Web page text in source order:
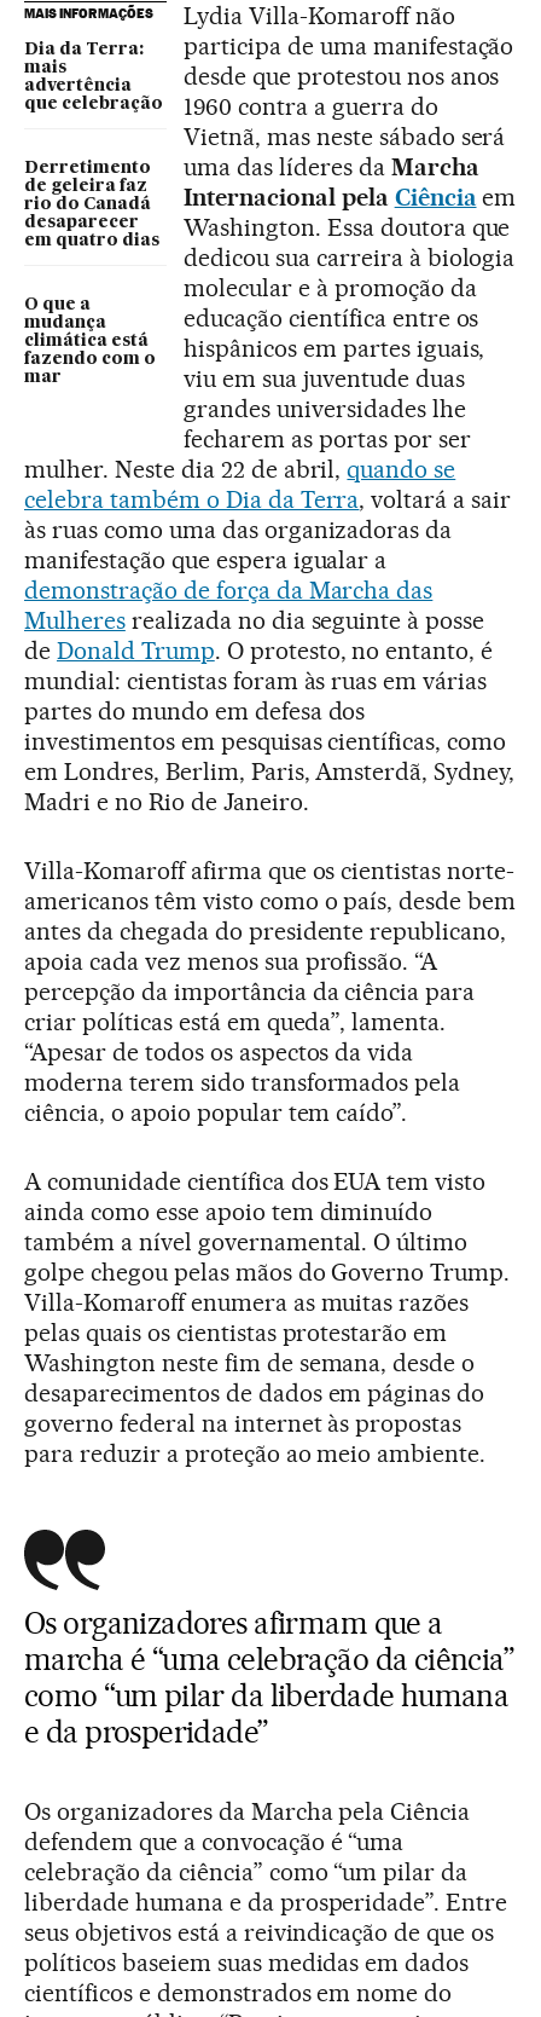
MAIS INFORMAÇÕES
Dia da Terra:
mais
advertência
que celebração
Derretimento
de geleira faz
rio do Canadá
desaparecer
em quatro dias
O que a
mudança
climática está
fazendo com o
mar
Lydia Villa-Komaroff não
participa de uma manifestação
desde que protestou nos anos
1960 contra a guerra do
Vietnã, mas neste sábado será
uma das líderes da Marcha
Internacional pela Ciência em
Washington. Essa doutora que
dedicou sua carreira à biologia
molecular e à promoção da
educação científica entre os
hispânicos em partes iguais,
viu em sua juventude duas
grandes universidades lhe
fecharem as portas por ser
mulher. Neste dia 22 de abril,quando se
celebra também o Dia da Terra, voltará a sair
às ruas como uma das organizadoras da
manifestação que espera igualar a
demonstração de força da Marcha das
Mulheresrealizada no dia seguinte à posse
de Donald Trump. O protesto, no entanto, é
mundial: cientistas foram às ruas em várias
partes do mundo em defesa dos
investimentos em pesquisas científicas, como
em Londres, Berlim, Paris, Amsterdã, Sydney,
Madri e no Rio de Janeiro.
Villa-Komaroff afirma que os cientistas norte-
americanos têm visto como o país, desde bem
antes da chegada do presidente republicano,
apoia cada vez menos sua profissão. “A
percepção da importância da ciência para
criar políticas está em queda”, lamenta.
“Apesar de todos os aspectos da vida
moderna terem sido transformados pela
ciência, o apoio popular tem caído”.
A comunidade científica dos EUA tem visto
ainda como esse apoio tem diminuído
também a nível governamental. O último
golpe chegou pelas mãos do Governo Trump.
Villa-Komaroff enumera as muitas razões
pelas quais os cientistas protestarão em
Washington neste fim de semana, desde o
desaparecimentos de dados em páginas do
governo federal na internet às propostas
para reduzir a proteção ao meio ambiente.
Os organizadores afirmam que a
marcha é “uma celebração da ciência”
como “um pilar da liberdade humana
e da prosperidade”
Os organizadores da Marcha pela Ciência
defendem que a convocação é “uma
celebração da ciência” como “um pilar da
liberdade humana e da prosperidade”. Entre
seus objetivos está a reivindicação de que os
políticos baseiem suas medidas em dados
científicos e demonstrados em nome do